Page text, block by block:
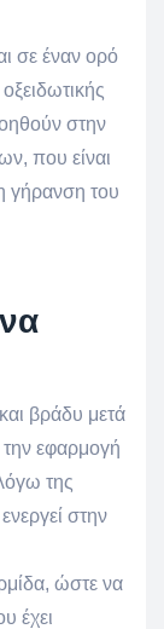
σε έναν ορό
στην
που είναι
γήρανση του
βράδυ μετά
την εφαρμογή
της
στην
ώστε να
έχει